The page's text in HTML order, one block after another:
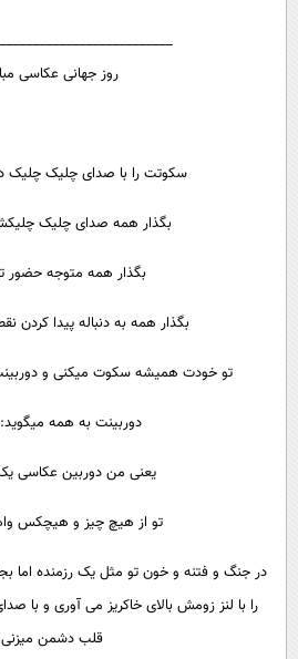
روز جهانی عکاسی
سکوتت را با صدای چلیک چلیک
بگذار همه صدای چلیک
بگذار همه متوجه حضور
بگذار همه به دنباله پیدا کردن
تو خودت همیشه سکوت میکنی و
دوربینت به همه
یعنی من دوربین عکاسی
تو از هیچ چیز و هیچکس
در جنگ و فتنه و خون تو مثل یک رزمنده اما
را با لنز زومش بالای خاکریز می آوری و با
قلب دشمن